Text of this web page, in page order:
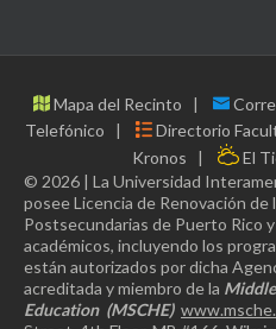
Mapa del Recinto
Telefónico
Directorio
Kronos
El
© 2026 | La Universidad
posee Licencia de Renovación
Postsecundarias de Puerto Rico
académicos, incluyendo los
están autorizados por dicha
acreditada y miembro de la
Education (MSCHE)